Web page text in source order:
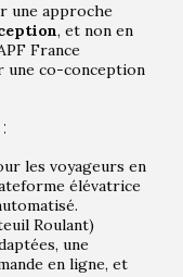
une approche
, et non en
France
une co-conception
les voyageurs en
élévatrice
Roulant)
une
en ligne, et